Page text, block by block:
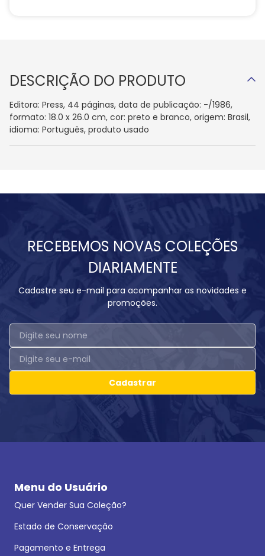
DESCRIÇÃO DO PRODUTO
Editora: Press, 44 páginas, data de publicação: -/1986,
formato: 18.0 x 26.0 cm, cor: preto e branco, origem: Brasil,
idioma: Português, produto usado
RECEBEMOS NOVAS COLEÇÕES
DIARIAMENTE
Cadastre seu e-mail para acompanhar as novidades e
promoções.
Cadastrar
Menu do Usuário
Quer Vender Sua Coleção?
Estado de Conservação
Pagamento e Entrega